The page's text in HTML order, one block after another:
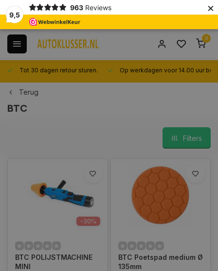
9,5
963 Reviews ×
0
Tot 30 dagen retour sturen. Op werkdagen voor 14.00 uur
Terug
BTC
Filters
-30%
BTC POLIJSTMACHINE
MINI
BTC Poetspad medium Ø
135mm